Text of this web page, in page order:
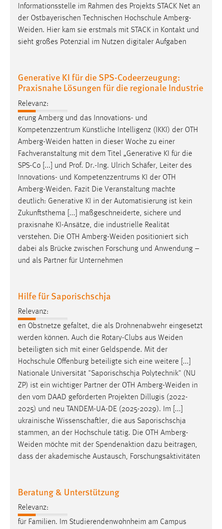
Informationsstelle im Rahmen des Projekts STACK Net an
der Ostbayerischen Technischen Hochschule Amberg-
Weiden. Hier kam sie erstmals mit STACK in Kontakt und
sieht großes Potenzial im Nutzen digitaler Aufgaben
Generative KI für die SPS-Codeerzeugung:
Praxisnahe Lösungen für die regionale Industrie
Relevanz:
erung Amberg und das Innovations- und
Kompetenzzentrum Künstliche Intelligenz (IKKI) der OTH
Amberg-Weiden hatten in dieser Woche zu einer
Fachveranstaltung mit dem Titel „Generative KI für die
SPS-Co [...] und Prof. Dr.-Ing. Ulrich Schäfer, Leiter des
Innovations- und Kompetenzzentrums KI der OTH
Amberg-Weiden. Fazit Die Veranstaltung machte
deutlich: Generative KI in der Automatisierung ist kein
Zukunftsthema [...] maßgeschneiderte, sichere und
praxisnahe KI-Ansätze, die industrielle Realität
verstehen. Die OTH Amberg-Weiden positioniert sich
dabei als Brücke zwischen Forschung und Anwendung –
und als Partner für Unternehmen
Hilfe für Saporischschja
Relevanz:
en Obstnetze gefaltet, die als Drohnenabwehr eingesetzt
werden können. Auch die Rotary-Clubs aus Weiden
beteiligten sich mit einer Geldspende. Mit der
Hochschule Offenburg beteiligte sich eine weitere [...]
Nationale Universität "Saporischschja Polytechnik" (NU
ZP) ist ein wichtiger Partner der OTH Amberg-Weiden in
den vom DAAD geförderten Projekten Dillugis (2022-
2025) und neu TANDEM-UA-DE (2025-2029). Im [...]
ukrainische Wissenschaftler, die aus Saporischschja
stammen, an der Hochschule tätig. Die OTH Amberg-
Weiden möchte mit der Spendenaktion dazu beitragen,
dass der akademische Austausch, Forschungsaktivitäten
Beratung & Unterstützung
Relevanz:
für Familien. Im Studierendenwohnheim am Campus
5e9dbeb1811c0446 = Sitzungslaufzeit, mibew_locale = 3
Jahre, MIBEW_UserID = 1 Jahr
Login
fe_user, be_user, be_lastLoginProvider
Zweck:
Dieser Cookie ist notwendig um sich an der Website
einloggen zu können.
Cookie Laufzeit:
24 Stunden
STATISTIK
Statistik Cookies erfassen Informationen anonym.
Diese Informationen helfen uns zu verstehen, wie
unsere Besucher unsere Website nutzen.
Matomo
Zweck:
Cookie Laufzeit:
Max. 13 Monate
MARKETING
Marketing Cookies werden von Drittanbietern
verwendet, um personalisierte Werbung anzuzeigen.
Sie tun dies, indem sie Besucher über Websites
Google Ads
Anbieter:
Google Ireland Limited